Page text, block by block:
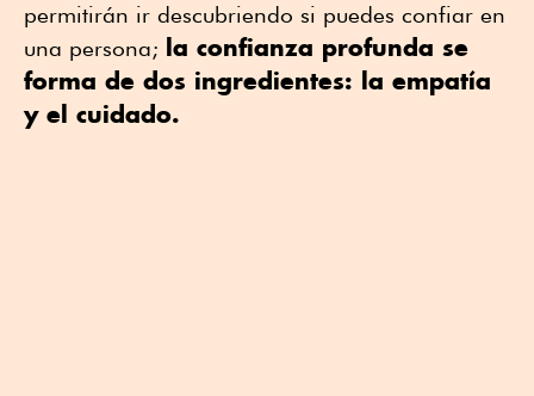
permitirán ir descubriendo si puedes confiar en
una persona; la confianza profunda se
forma de dos ingredientes: la empatía
y el cuidado.